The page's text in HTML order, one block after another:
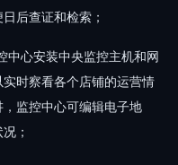
后查证和检索；
中心安装中央监控主机和网
时察看各个店铺的运营情
监控中心可编辑电子地
；